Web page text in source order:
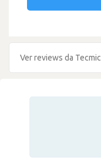
Ver reviews da Tecmic